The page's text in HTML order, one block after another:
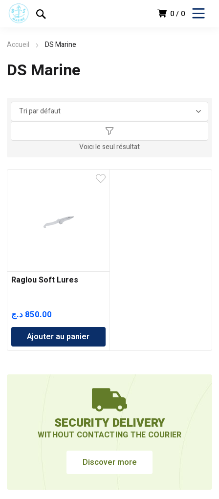
0 0
Accueil DS Marine
DS Marine
Voici le seul résultat
Raglou Soft Lures
850.00 د.ج
Ajouter au panier
SECURITY DELIVERY
WITHOUT CONTACTING THE COURIER
Discover more